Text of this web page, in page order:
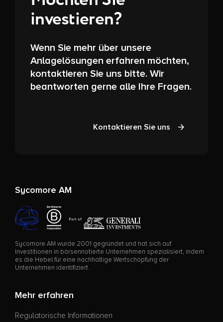
investieren?
Wenn Sie mehr über unsere
Anlagelösungen erfahren möchten,
kontaktieren Sie uns bitte. Wir
beantworten gerne alle Ihre Fragen.
Kontaktieren Sie uns
Sycomore AM
Sycomore AM wurde 2001 gegründet und hat sich auf
Investitionen in börsennotierte Unternehmen spezialisiert, indem
es die Hebel für eine nachhaltige Wertschöpfung der
Unternehmen identifiziert.
Mehr erfahren
Regulatorische Informationen